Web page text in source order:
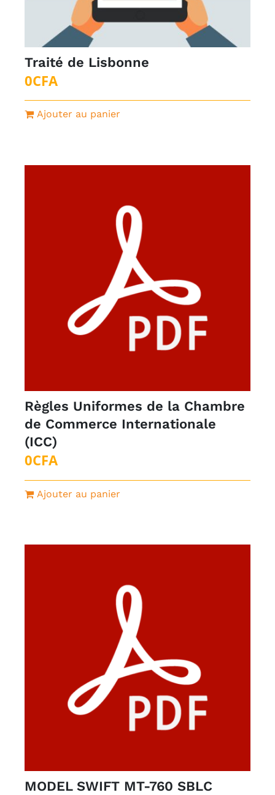
Traité de Lisbonne
0CFA
Ajouter au panier
Règles Uniformes de la Chambre
de Commerce Internationale
(ICC)
0CFA
Ajouter au panier
MODEL SWIFT MT-760 SBLC